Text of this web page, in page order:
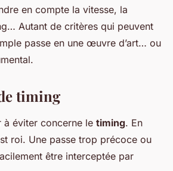
en compte la vitesse, la
Autant de critères qui peuvent
passe en une œuvre d’art… ou
timing
à éviter concerne le timing. En
roi. Une passe trop précoce ou
être interceptée par